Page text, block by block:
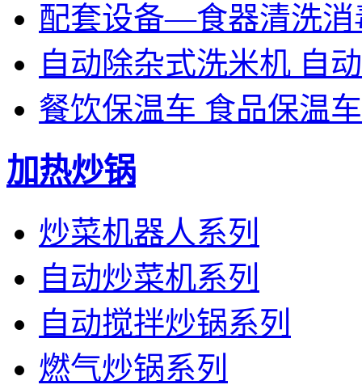
配套设备—食器清洗消
自动除杂式洗米机 自
餐饮保温车 食品保温车
加热炒锅
炒菜机器人系列
自动炒菜机系列
自动搅拌炒锅系列
燃气炒锅系列